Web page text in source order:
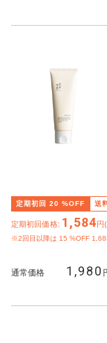
定期初回 20 %OFF 送
定期初回価格: 1,584円
※2回目以降は 15 %OFF
通常価格 1,980